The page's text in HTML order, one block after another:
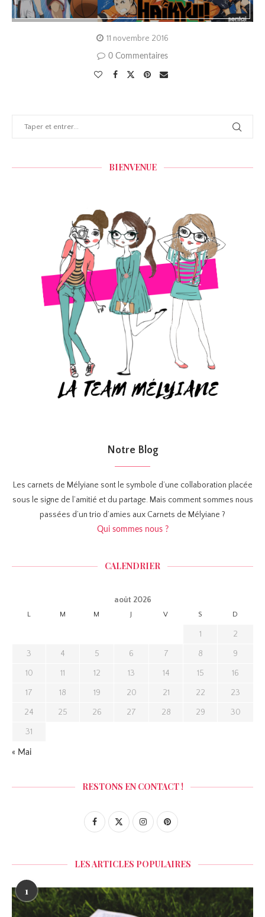
11 novembre 2016
0 Commentaires
BIENVENUE
Notre Blog
Les carnets de Mélyiane sont le symbole d’une collaboration placée
sous le signe de l’amitié et du partage. Mais comment sommes nous
passées d’un trio d’amies aux Carnets de Mélyiane ?
Qui sommes nous ?
CALENDRIER
août 2026
L M M J V S D
1 2
3 4 5 6 7 8 9
10 11 12 13 14 15 16
17 18 19 20 21 22 23
24 25 26 27 28 29 30
31
« Mai
RESTONS EN CONTACT !
LES ARTICLES POPULAIRES
1